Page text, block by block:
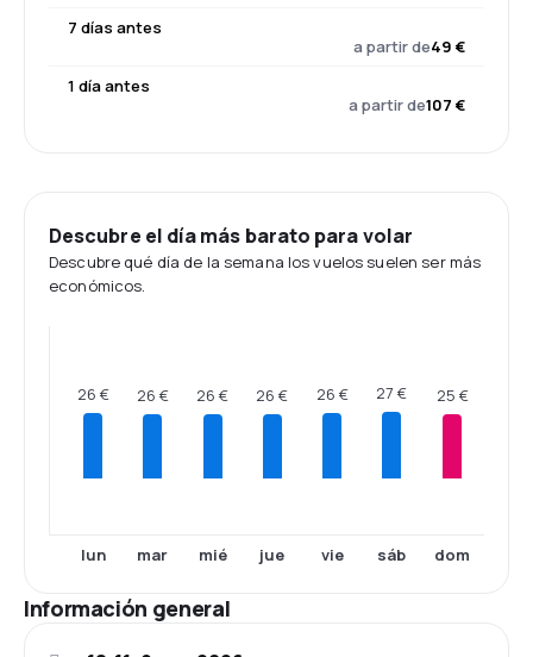
7 días antes
a partir de49 €
1 día antes
a partir de107 €
Descubre el día más barato para volar
Descubre qué día de la semana los vuelos suelen ser más
económicos.
26 €
lun
26 €
mar
26 €
mié
26 €
jue
26 €
vie
27 €
sáb
25 €
dom
Información general